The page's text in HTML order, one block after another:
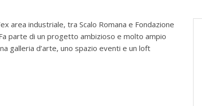
area industriale, tra Scalo Romana e Fondazione
parte di un progetto ambizioso e molto ampio
galleria d’arte, uno spazio eventi e un loft